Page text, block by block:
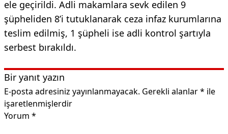
ele geçirildi. Adli makamlara sevk edilen 9
şüpheliden 8’i tutuklanarak ceza infaz kurumlarına
teslim edilmiş, 1 şüpheli ise adli kontrol şartıyla
serbest bırakıldı.
Bir yanıt yazın
E-posta adresiniz yayınlanmayacak. Gerekli alanlar* ile
işaretlenmişlerdir
Yorum *